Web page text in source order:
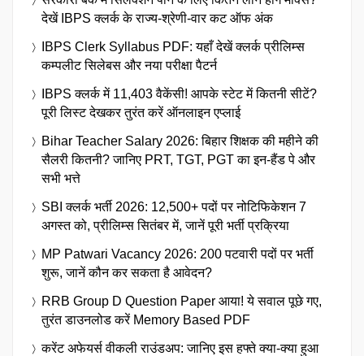
देखें IBPS क्लर्क के राज्य-श्रेणी-वार कट ऑफ अंक
IBPS Clerk Syllabus PDF: यहाँ देखें क्लर्क प्रीलिम्स
कम्पलीट सिलेबस और नया परीक्षा पैटर्न
IBPS क्लर्क में 11,403 वैकेंसी! आपके स्टेट में कितनी सीटें?
पूरी लिस्ट देखकर तुरंत करें ऑनलाइन एप्लाई
Bihar Teacher Salary 2026: बिहार शिक्षक की महीने की
सैलरी कितनी? जानिए PRT, TGT, PGT का इन-हैंड पे और
सभी भत्ते
SBI क्लर्क भर्ती 2026: 12,500+ पदों पर नोटिफिकेशन 7
अगस्त को, प्रीलिम्स सितंबर में, जानें पूरी भर्ती प्रक्रिया
MP Patwari Vacancy 2026: 200 पटवारी पदों पर भर्ती
शुरू, जानें कौन कर सकता है आवेदन?
RRB Group D Question Paper आया! ये सवाल पूछे गए,
तुरंत डाउनलोड करें Memory Based PDF
करेंट अफेयर्स वीकली राउंडअप: जानिए इस हफ्ते क्या-क्या हुआ